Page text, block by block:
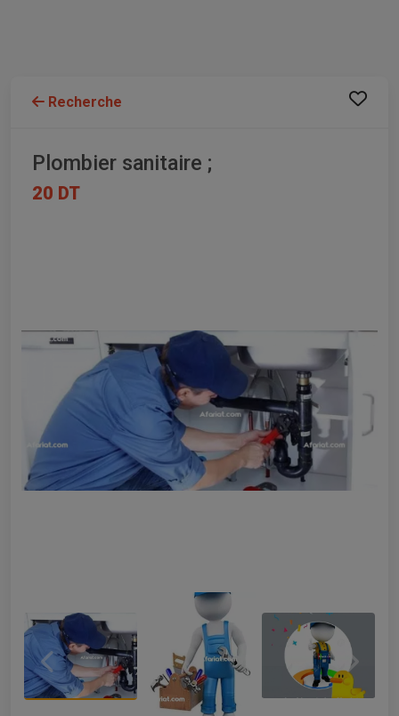
Recherche
Plombier sanitaire ;
20 DT